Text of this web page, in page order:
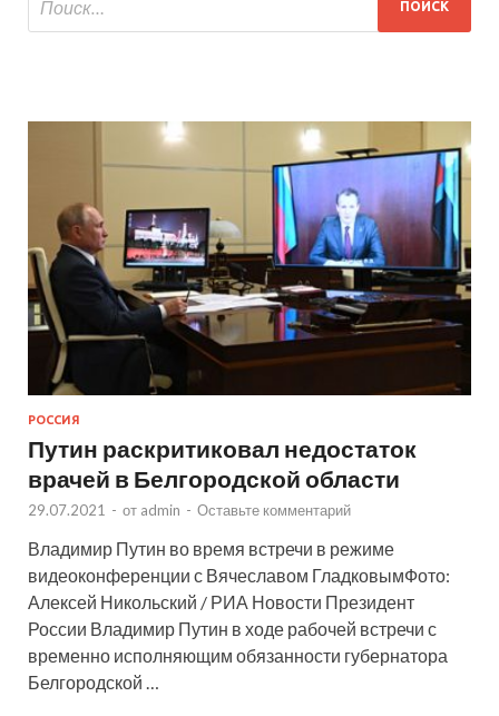
РОССИЯ
Путин раскритиковал недостаток
врачей в Белгородской области
29.07.2021 - от admin - Оставьте комментарий
Владимир Путин во время встречи в режиме
видеоконференции с Вячеславом ГладковымФото:
Алексей Никольский / РИА Новости Президент
России Владимир Путин в ходе рабочей встречи с
временно исполняющим обязанности губернатора
Белгородской …